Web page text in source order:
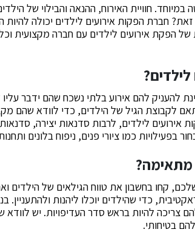
חוויית האירוח, ההנאה והבילוי של
חברת הפקות אירועים לילדים יכולה להיות
הפקת אירועים לילדים עם חברה מקצועית
להעניק להם אירוע בלתי נשכח שהם ידבר
לקבוצת הגיל של הילדים, כדי לוודא שהם
אירועים לילדים, לרבות סדנאות יצירה,
כמו ציורי פנים, ניפוח בלונים
מתאימה?
קחו בחשבון את טווח הגילאים של הילדים
כדי שהילדים יוכלו ליהנות ולהתעניין.
צריכה להיות בראש סדר העדיפויות. יש לוודא
בטיחותי.